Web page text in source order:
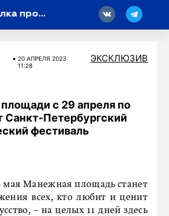
Шествие полка пройдет в Сербии
20 АПРЕЛЯ 2023
11:28
ЭКСКЛЮЗИВ
с 29 апреля по
Санкт-Петербургский
фестиваль
мая Манежная площадь станет
всех, кто любит и ценит
– на целых 11 дней здесь